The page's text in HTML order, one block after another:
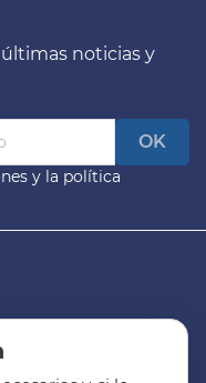
noticias y
y la política